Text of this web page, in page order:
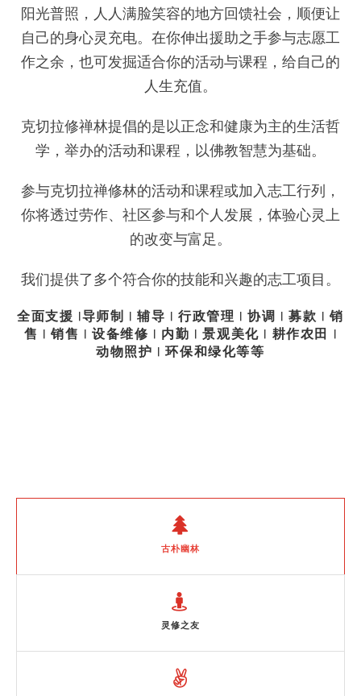
阳光普照，人人满脸笑容的地方回馈社会，顺便让
自己的身心灵充电。在你伸出援助之手参与志愿工
作之余，也可发掘适合你的活动与课程，给自己的
人生充值。
克切拉修禅林提倡的是以正念和健康为主的生活哲
学，举办的活动和课程，以佛教智慧为基础。
参与克切拉禅修林的活动和课程或加入志工行列，
你将透过劳作、社区参与和个人发展，体验心灵上
的改变与富足。
我们提供了多个符合你的技能和兴趣的志工项目。
全面支援 |导师制 | 辅导 | 行政管理 | 协调 | 募款 | 销
售 | 销售 | 设备维修 | 内勤 | 景观美化 | 耕作农田 |
动物照护 | 环保和绿化等等
古朴幽林
灵修之友